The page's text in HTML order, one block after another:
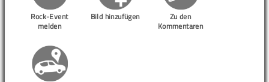
Rock-Event
melden
Bild hinzufügen
Zu den
Kommentaren